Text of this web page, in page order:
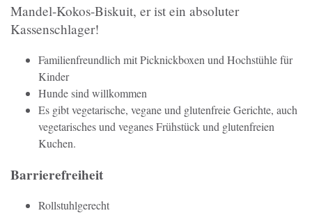
Mandel-Kokos-Biskuit, er ist ein absoluter
Kassenschlager!
Familienfreundlich mit Picknickboxen und Hochstühle für
Kinder
Hunde sind willkommen
Es gibt vegetarische, vegane und glutenfreie Gerichte, auch
vegetarisches und veganes Frühstück und glutenfreien
Kuchen.
Barrierefreiheit
Rollstuhlgerecht